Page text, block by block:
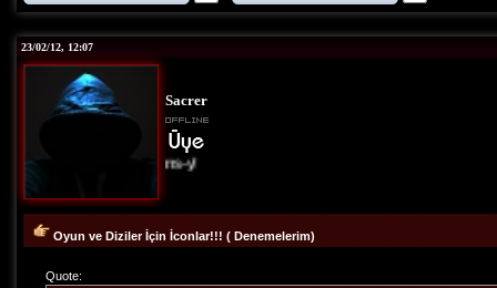
23/02/12, 12:07
Sacrer
Oyun ve Diziler İçin İconlar!!! ( Denemelerim)
Quote: